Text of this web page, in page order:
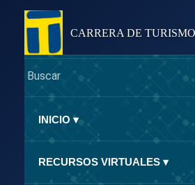
CARRERA DE TURISMO
INICIO ▾
RECURSOS VIRTUALES ▾